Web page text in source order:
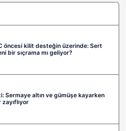
öncesi kilit desteğin üzerinde: Sert
bir sıçrama mı geliyor?
Sermaye altın ve gümüşe kayarken